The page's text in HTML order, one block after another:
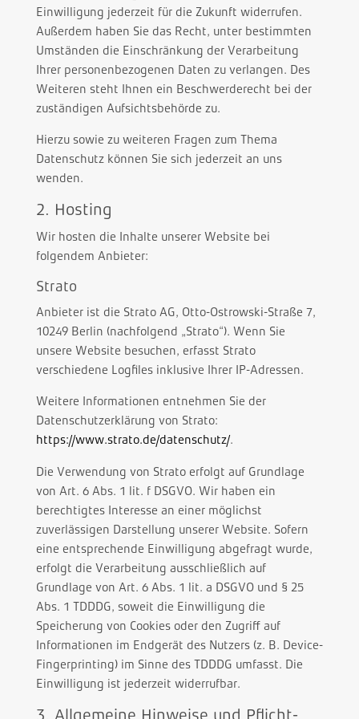
Einwilligung jederzeit für die Zukunft widerrufen.
Außerdem haben Sie das Recht, unter bestimmten
Umständen die Einschränkung der Verarbeitung
Ihrer personenbezogenen Daten zu verlangen. Des
Weiteren steht Ihnen ein Beschwerderecht bei der
zuständigen Aufsichtsbehörde zu.
Hierzu sowie zu weiteren Fragen zum Thema
Datenschutz können Sie sich jederzeit an uns
wenden.
2. Hosting
Wir hosten die Inhalte unserer Website bei
folgendem Anbieter:
Strato
Anbieter ist die Strato AG, Otto-Ostrowski-Straße 7,
10249 Berlin (nachfolgend „Strato“). Wenn Sie
unsere Website besuchen, erfasst Strato
verschiedene Logfiles inklusive Ihrer IP-Adressen.
Weitere Informationen entnehmen Sie der
Datenschutzerklärung von Strato:
https://www.strato.de/datenschutz/.
Die Verwendung von Strato erfolgt auf Grundlage
von Art. 6 Abs. 1 lit. f DSGVO. Wir haben ein
berechtigtes Interesse an einer möglichst
zuverlässigen Darstellung unserer Website. Sofern
eine entsprechende Einwilligung abgefragt wurde,
erfolgt die Verarbeitung ausschließlich auf
Grundlage von Art. 6 Abs. 1 lit. a DSGVO und § 25
Abs. 1 TDDDG, soweit die Einwilligung die
Speicherung von Cookies oder den Zugriff auf
Informationen im Endgerät des Nutzers (z. B. Device-
Fingerprinting) im Sinne des TDDDG umfasst. Die
Einwilligung ist jederzeit widerrufbar.
3. Allgemeine Hinweise und Pflicht­